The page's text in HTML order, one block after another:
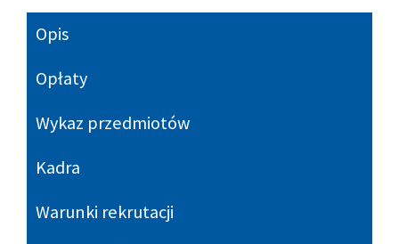
Opis
Opłaty
Wykaz przedmiotów
Kadra
Warunki rekrutacji